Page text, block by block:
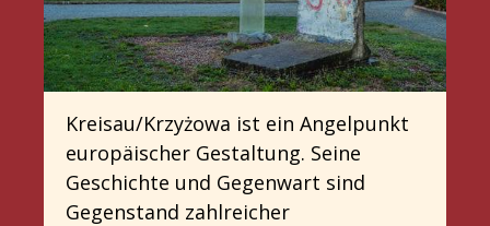
Kreisau/Krzyżowa ist ein Angelpunkt
europäischer Gestaltung. Seine
Geschichte und Gegenwart sind
Gegenstand zahlreicher